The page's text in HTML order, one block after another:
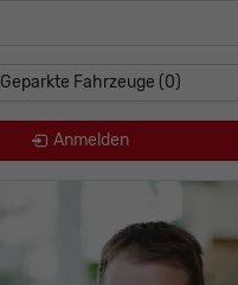
Geparkte Fahrzeuge (0)
Anmelden